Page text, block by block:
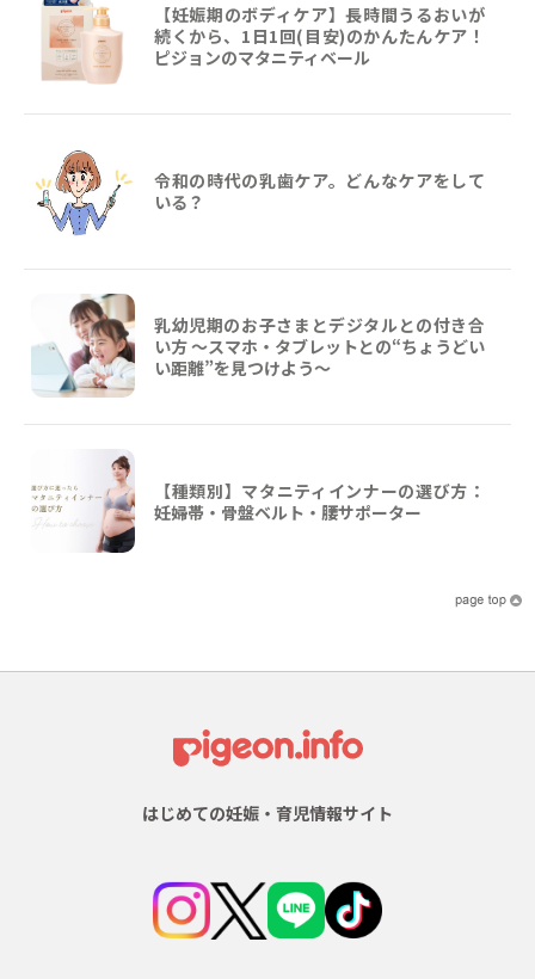
【妊娠期のボディケア】長時間うるおいが
続くから、1日1回(目安)のかんたんケア！
ピジョンのマタニティベール
令和の時代の乳歯ケア。どんなケアをして
いる？
乳幼児期のお子さまとデジタルとの付き合
い方 ～スマホ・タブレットとの“ちょうどい
い距離”を見つけよう〜
【種類別】マタニティインナーの選び方：
妊婦帯・骨盤ベルト・腰サポーター
はじめての妊娠・育児情報サイト